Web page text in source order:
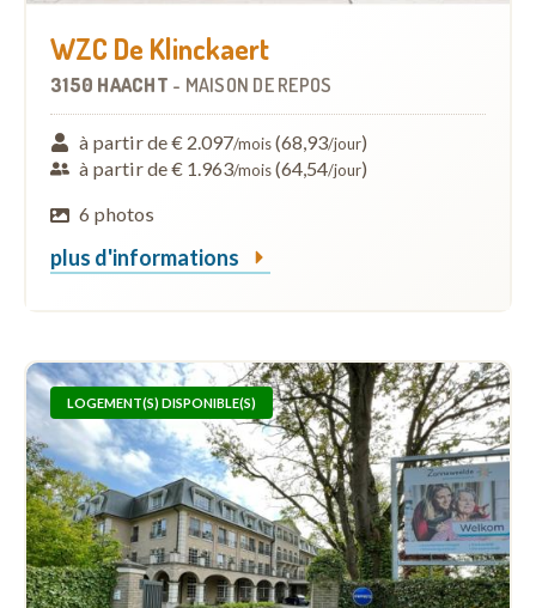
WZC De Klinckaert
3150 HAACHT - MAISON DE REPOS
à partir de € 2.097/mois(68,93/jour)
à partir de € 1.963/mois(64,54/jour)
6 photos
plus d'informations
LOGEMENT(S) DISPONIBLE(S)